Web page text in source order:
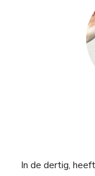
In de dertig,